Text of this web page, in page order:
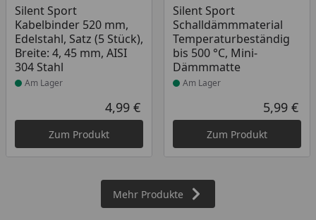
Silent Sport
Kabelbinder 520 mm,
Edelstahl, Satz (5 Stück),
Breite: 4, 45 mm, AISI
304 Stahl
Produkt am Lager
Am Lager
Aktueller Preis
4,99 €
Zum Produkt
Silent Sport
Schalldämmmaterial
Temperaturbeständig
bis 500 °C, Mini-
Dämmmatte
Produkt am Lager
Am Lager
5,99 €
Zum Produkt
Mehr Produkte